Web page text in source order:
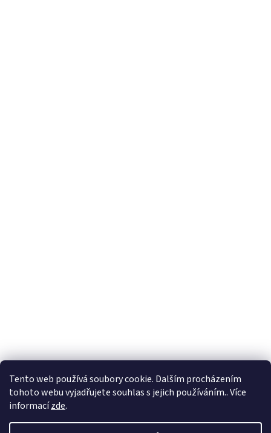
Tento web používá soubory cookie. Dalším procházením
tohoto webu vyjadřujete souhlas s jejich používáním.. Více
informacízde.